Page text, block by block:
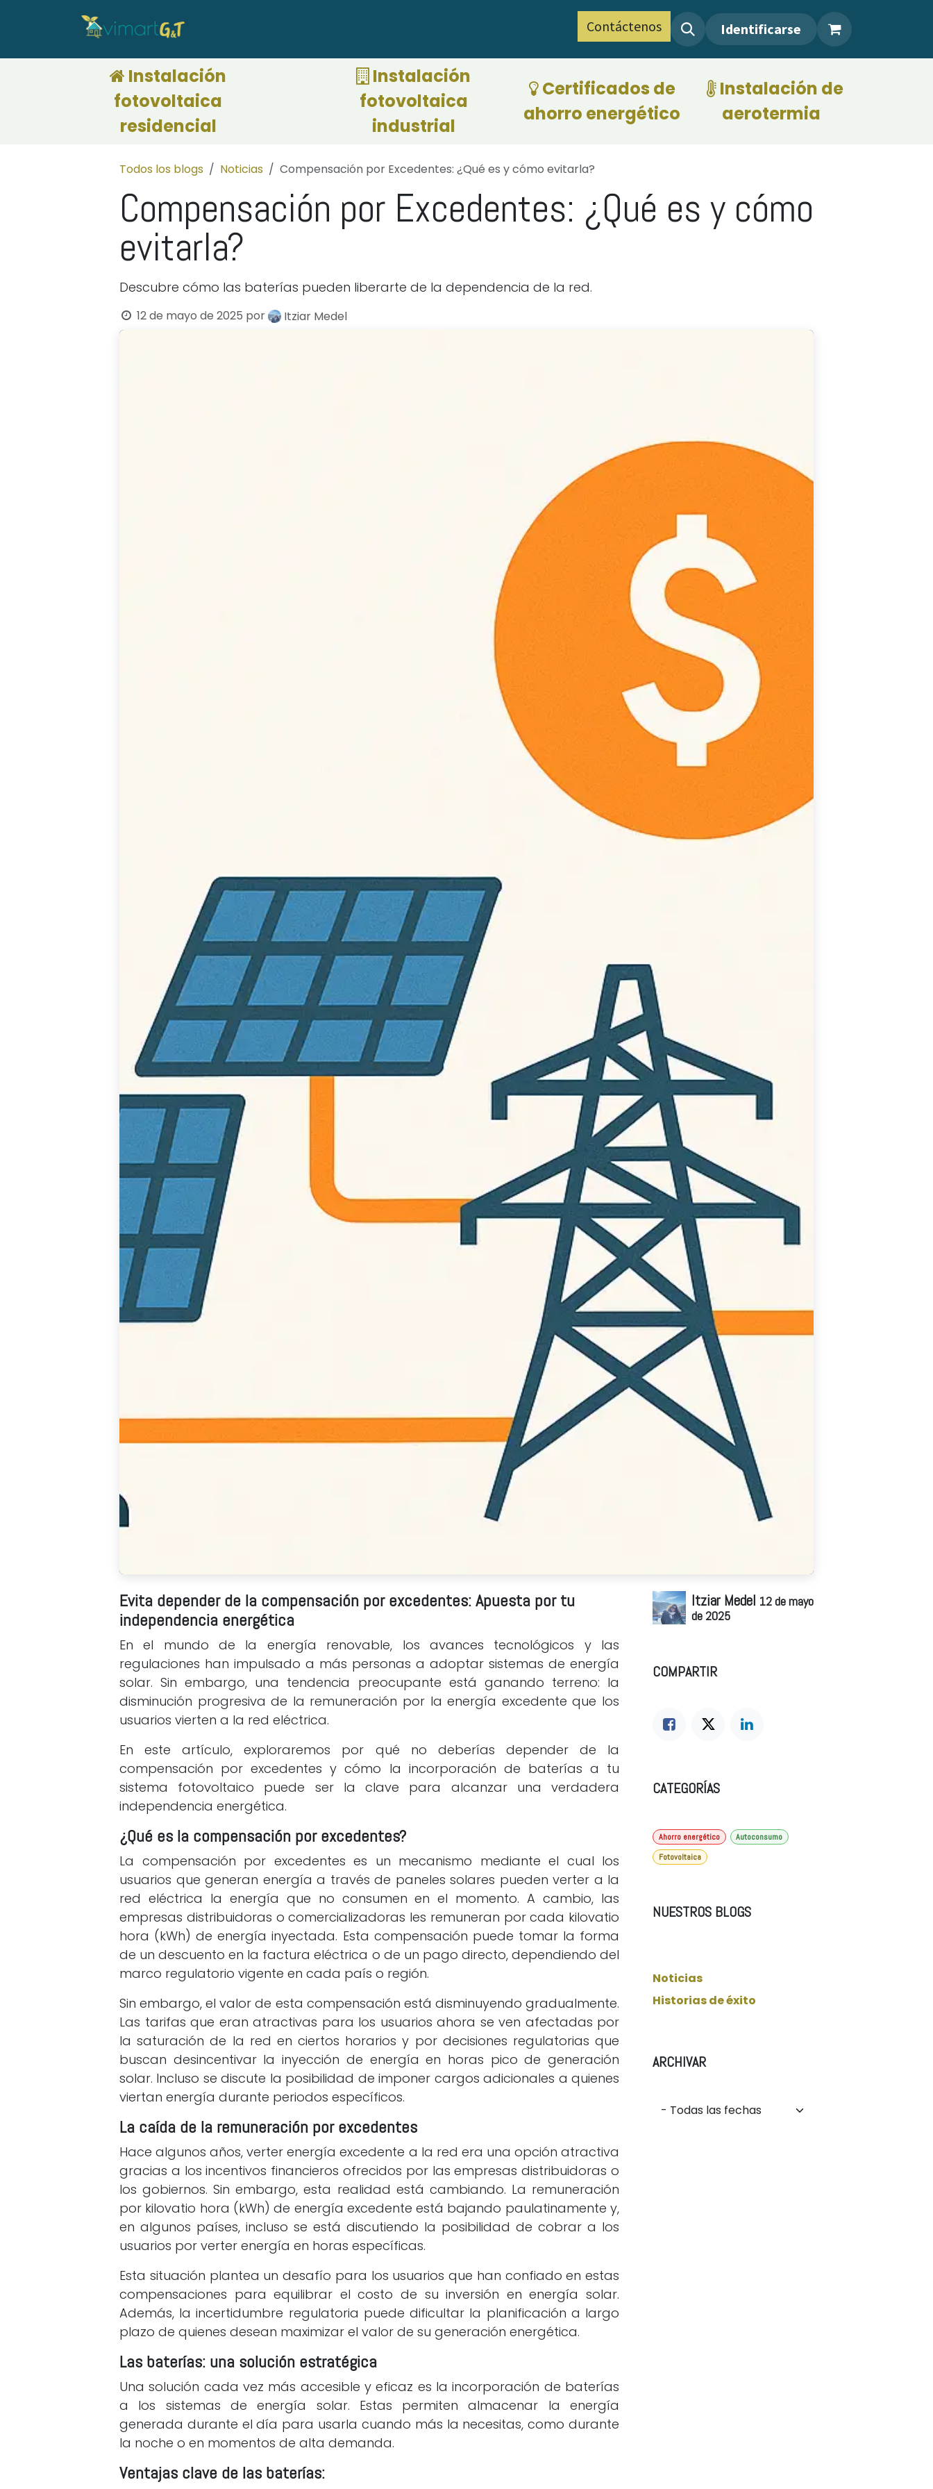
Calculadora de financiación Contáctenos Identificarse
Instalación
fotovoltaica
residencial
​ Instalación
fotovoltaica
industrial
Certificados de
ahorro energético
Instalación de
aerotermia
Todos los blogs Noticias Compensación por Excedentes: ¿Qué es y cómo evitarla?
Compensación por Excedentes: ¿Qué es y cómo
evitarla?
Descubre cómo las baterías pueden liberarte de la dependencia de la red.
12 de mayo de 2025 por Itziar Medel
Evita depender de la compensación por excedentes: Apuesta por tu
independencia energética
En el mundo de la energía renovable, los avances tecnológicos y las
regulaciones han impulsado a más personas a adoptar sistemas de energía
solar. Sin embargo, una tendencia preocupante está ganando terreno: la
disminución progresiva de la remuneración por la energía excedente que los
usuarios vierten a la red eléctrica.
En este artículo, exploraremos por qué no deberías depender de la
compensación por excedentes y cómo la incorporación de baterías a tu
sistema fotovoltaico puede ser la clave para alcanzar una verdadera
independencia energética.
¿Qué es la compensación por excedentes?
La compensación por excedentes es un mecanismo mediante el cual los
usuarios que generan energía a través de paneles solares pueden verter a la
red eléctrica la energía que no consumen en el momento. A cambio, las
empresas distribuidoras o comercializadoras les remuneran por cada kilovatio
hora (kWh) de energía inyectada. Esta compensación puede tomar la forma
de un descuento en la factura eléctrica o de un pago directo, dependiendo del
marco regulatorio vigente en cada país o región.
Sin embargo, el valor de esta compensación está disminuyendo gradualmente.
Las tarifas que eran atractivas para los usuarios ahora se ven afectadas por
la saturación de la red en ciertos horarios y por decisiones regulatorias que
buscan desincentivar la inyección de energía en horas pico de generación
solar. Incluso se discute la posibilidad de imponer cargos adicionales a quienes
viertan energía durante periodos específicos.
La caída de la remuneración por excedentes
Hace algunos años, verter energía excedente a la red era una opción atractiva
gracias a los incentivos financieros ofrecidos por las empresas distribuidoras o
los gobiernos. Sin embargo, esta realidad está cambiando. La remuneración
por kilovatio hora (kWh) de energía excedente está bajando paulatinamente y,
en algunos países, incluso se está discutiendo la posibilidad de cobrar a los
usuarios por verter energía en horas específicas.
Esta situación plantea un desafío para los usuarios que han confiado en estas
compensaciones para equilibrar el costo de su inversión en energía solar.
Además, la incertidumbre regulatoria puede dificultar la planificación a largo
plazo de quienes desean maximizar el valor de su generación energética.
Las baterías: una solución estratégica
Una solución cada vez más accesible y eficaz es la incorporación de baterías
a los sistemas de energía solar. Estas permiten almacenar la energía
generada durante el día para usarla cuando más la necesitas, como durante
la noche o en momentos de alta demanda.
Ventajas clave de las baterías:
Itziar Medel 12 de mayo
de 2025
COMPARTIR
CATEGORÍAS
Ahorro energético
Autoconsumo
Fotovoltaica
NUESTROS BLOGS
Noticias
Historias de éxito
ARCHIVAR